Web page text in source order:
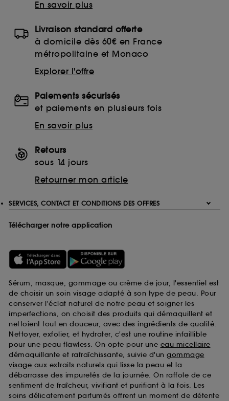
En savoir plus
Livraison standard offerte
à domicile dès 60€ en France
métropolitaine et Monaco
Explorer l'offre
Paiements sécurisés
et paiements en plusieurs fois
En savoir plus
Retours
sous 14 jours
Retourner mon article
SERVICES, CONTACT ET CONDITIONS DES OFFRES
Télécharger notre application
Sérum, masque, gommage ou crème de jour, l'essentiel est
de choisir un soin visage adapté à son type de peau. Pour
conserver l'éclat naturel de notre peau et soigner les
imperfections, on choisit des produits qui démaquillent et
nettoient tout en douceur, avec des ingrédients de qualité.
Nettoyer, exfolier, et hydrater, c'est une routine infaillible
pour une peau flawless. On opte pour une eau micellaire
démaquillante et rafraîchissante, suivie d'un gommage
visage aux extraits naturels qui lisse la peau et la
débarrasse des impuretés de la journée. On raffole de ce
sentiment de fraîcheur, vivifiant et purifiant à la fois. Les
soins délicatement parfumés offrent un moment de détente